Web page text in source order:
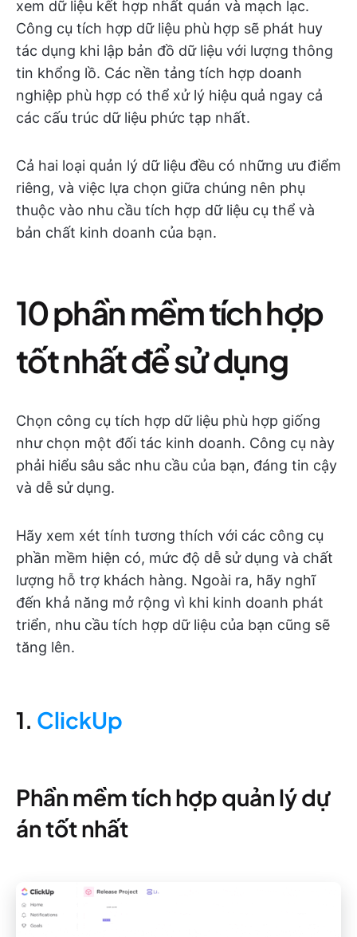
xem dữ liệu kết hợp nhất quán và mạch lạc.
Công cụ tích hợp dữ liệu phù hợp sẽ phát huy
tác dụng khi lập bản đồ dữ liệu với lượng thông
tin khổng lồ. Các nền tảng tích hợp doanh
nghiệp phù hợp có thể xử lý hiệu quả ngay cả
các cấu trúc dữ liệu phức tạp nhất.
Cả hai loại quản lý dữ liệu đều có những ưu điểm
riêng, và việc lựa chọn giữa chúng nên phụ
thuộc vào nhu cầu tích hợp dữ liệu cụ thể và
bản chất kinh doanh của bạn.
10 phần mềm tích hợp
tốt nhất để sử dụng
Chọn công cụ tích hợp dữ liệu phù hợp giống
như chọn một đối tác kinh doanh. Công cụ này
phải hiểu sâu sắc nhu cầu của bạn, đáng tin cậy
và dễ sử dụng.
Hãy xem xét tính tương thích với các công cụ
phần mềm hiện có, mức độ dễ sử dụng và chất
lượng hỗ trợ khách hàng. Ngoài ra, hãy nghĩ
đến khả năng mở rộng vì khi kinh doanh phát
triển, nhu cầu tích hợp dữ liệu của bạn cũng sẽ
tăng lên.
1. ClickUp
Phần mềm tích hợp quản lý dự
án tốt nhất